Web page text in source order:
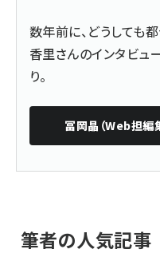
数年前に、どうしても
香里さんのインタビュ
り。
冨岡晶（Web担編
筆者の人気記事